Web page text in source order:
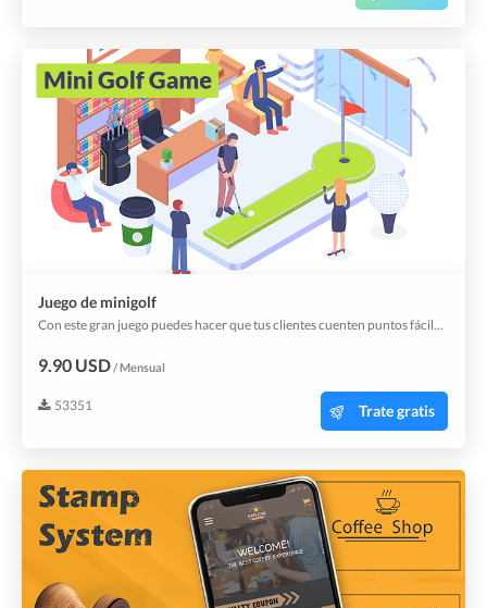
Juego de minigolf
Con este gran juego puedes hacer que tus clientes cuenten puntos fácilmente.
9.90 USD/ Mensual
53351 Trate gratis